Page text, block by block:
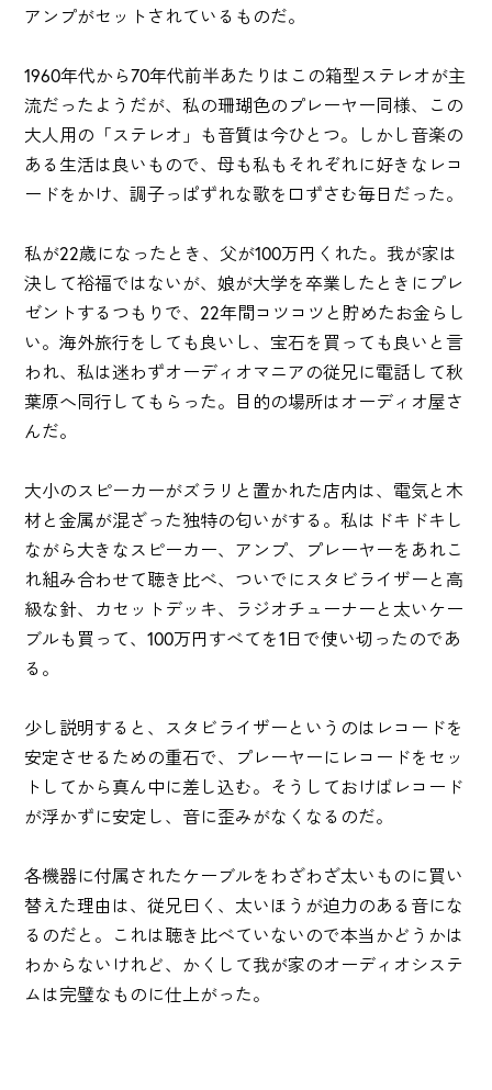
アンプがセットされているものだ。
1960年代から70年代前半あたりはこの箱型ステレオが主
流だったようだが、私の珊瑚色のプレーヤー同様、この
大人用の「ステレオ」も音質は今ひとつ。しかし音楽の
ある生活は良いもので、母も私もそれぞれに好きなレコ
ードをかけ、調子っぱずれな歌を口ずさむ毎日だった。
私が22歳になったとき、父が100万円くれた。我が家は
決して裕福ではないが、娘が大学を卒業したときにプレ
ゼントするつもりで、22年間コツコツと貯めたお金らし
い。海外旅行をしても良いし、宝石を買っても良いと言
われ、私は迷わずオーディオマニアの従兄に電話して秋
葉原へ同行してもらった。目的の場所はオーディオ屋さ
んだ。
大小のスピーカーがズラリと置かれた店内は、電気と木
材と金属が混ざった独特の匂いがする。私はドキドキし
ながら大きなスピーカー、アンプ、プレーヤーをあれこ
れ組み合わせて聴き比べ、ついでにスタビライザーと高
級な針、カセットデッキ、ラジオチューナーと太いケー
ブルも買って、100万円すべてを1日で使い切ったのであ
る。
少し説明すると、スタビライザーというのはレコードを
安定させるための重石で、プレーヤーにレコードをセッ
トしてから真ん中に差し込む。そうしておけばレコード
が浮かずに安定し、音に歪みがなくなるのだ。
各機器に付属されたケーブルをわざわざ太いものに買い
替えた理由は、従兄曰く、太いほうが迫力のある音にな
るのだと。これは聴き比べていないので本当かどうかは
わからないけれど、かくして我が家のオーディオシステ
ムは完璧なものに仕上がった。